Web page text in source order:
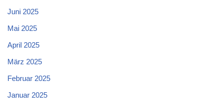
Juni 2025
Mai 2025
April 2025
März 2025
Februar 2025
Januar 2025